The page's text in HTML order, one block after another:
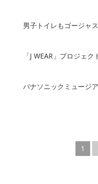
男子トイレもゴージャ
「J WEAR」プロジェク
パナソニックミュージ
1